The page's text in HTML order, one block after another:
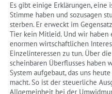
Es gibt einige Erklärungen, eine
Stimme haben und sozusagen
sterben. Er erweckt im
Tier kein Mitleid. Und wir haben
enormen wirtschaftlichen
Einzelinteressen zu tun. Über
scheinbaren Überflusses haben
System aufgebaut, das uns
macht. So ist der steuerliche
Allgemeinheit bei der